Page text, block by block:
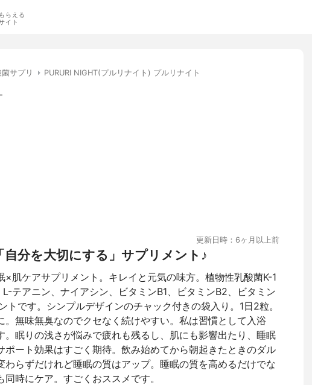
らえる
イト
サプリ PURURI NIGHT(プルリナイト) プルリナイト
更新日時：6ヶ月以上前
分を大切にする」サプリメント♪
×肌ケアサプリメント。キレイと元気の味方。植物性乳酸菌K-1
テアニン、ナイアシン、ビタミンB1、ビタミンB2、ビタミン
トです。シンプルデザインのチャック付きの袋入り。1日2粒。
。無味無臭なのでクセなく続けやすい。私は習慣として入浴
。眠りの浅さが悩みで疲れも残るし、肌にも影響出たり、睡眠
ポート効果はすごく期待。飲み始めてから朝起きたときのダル
わらずだけれど睡眠の質はアップ。睡眠の質を高めるだけでな
同時にケア。すごくおススメです。